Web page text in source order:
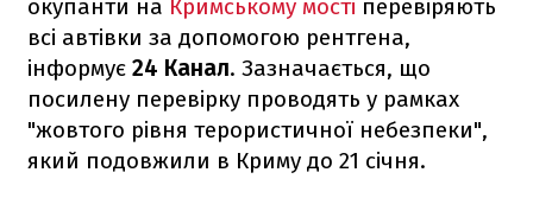
окупанти на Кримському мості перевіряють
всі автівки за допомогою рентгена,
інформує 24 Канал. Зазначається, що
посилену перевірку проводять у рамках
"жовтого рівня терористичної небезпеки",
який подовжили в Криму до 21 січня.